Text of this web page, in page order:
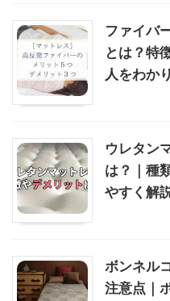
ファイバ
とは？特
人をわか
ウレタン
は？｜種
やすく解
ボンネル
注意点｜